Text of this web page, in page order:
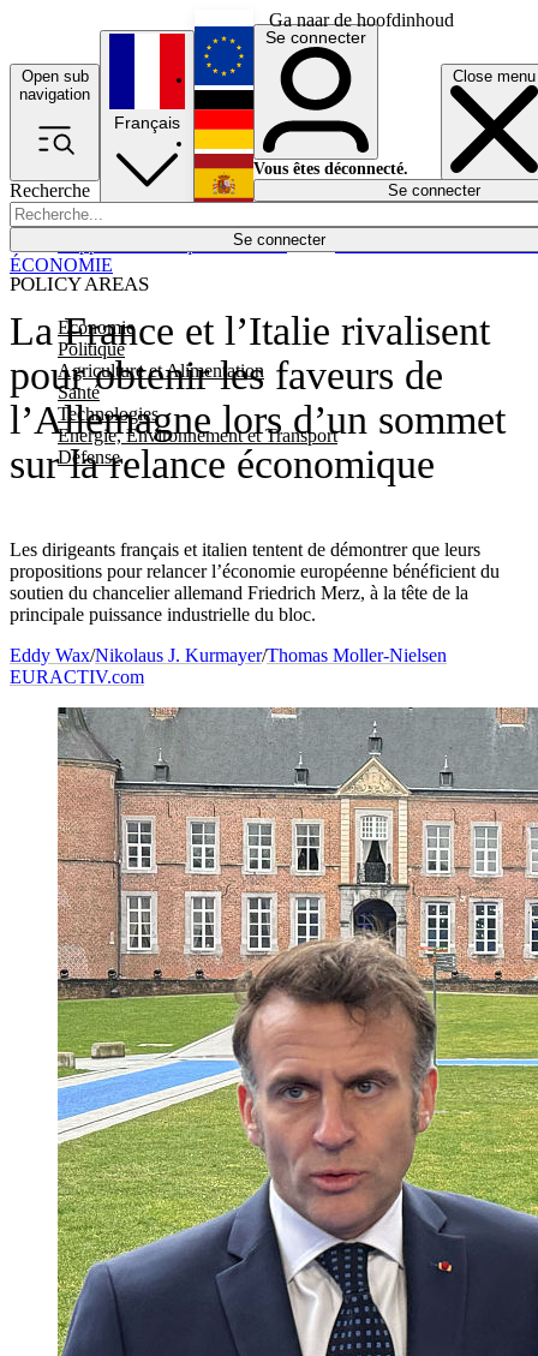
Ga naar de hoofdinhoud
Open sub
navigation
Close menu
Recherche
Se connecter
POLICY AREAS
Economie
Politique
Agriculture et Alimentation
Santé
Technologies
Energie, Environnement et Transport
Défense
Économie
Français
English
Deutsch
Español
Se connecter
Vous êtes déconnecté.
Se connecter
La France et l’Italie rivalisent
pour obtenir les faveurs de
l’Allemagne lors d’un sommet
sur la relance économique
Les dirigeants français et italien tentent de démontrer que leurs
propositions pour relancer l’économie européenne bénéficient du
soutien du chancelier allemand Friedrich Merz, à la tête de la
principale puissance industrielle du bloc.
ÉCONOMIE
Eddy Wax/Nikolaus J. Kurmayer/Thomas Moller-Nielsen
EURACTIV.com